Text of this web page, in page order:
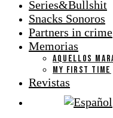
Series&Bullshit
Snacks Sonoros
Partners in crime
Memorias
AQUELLOS
MY FIRST TIME
Revistas